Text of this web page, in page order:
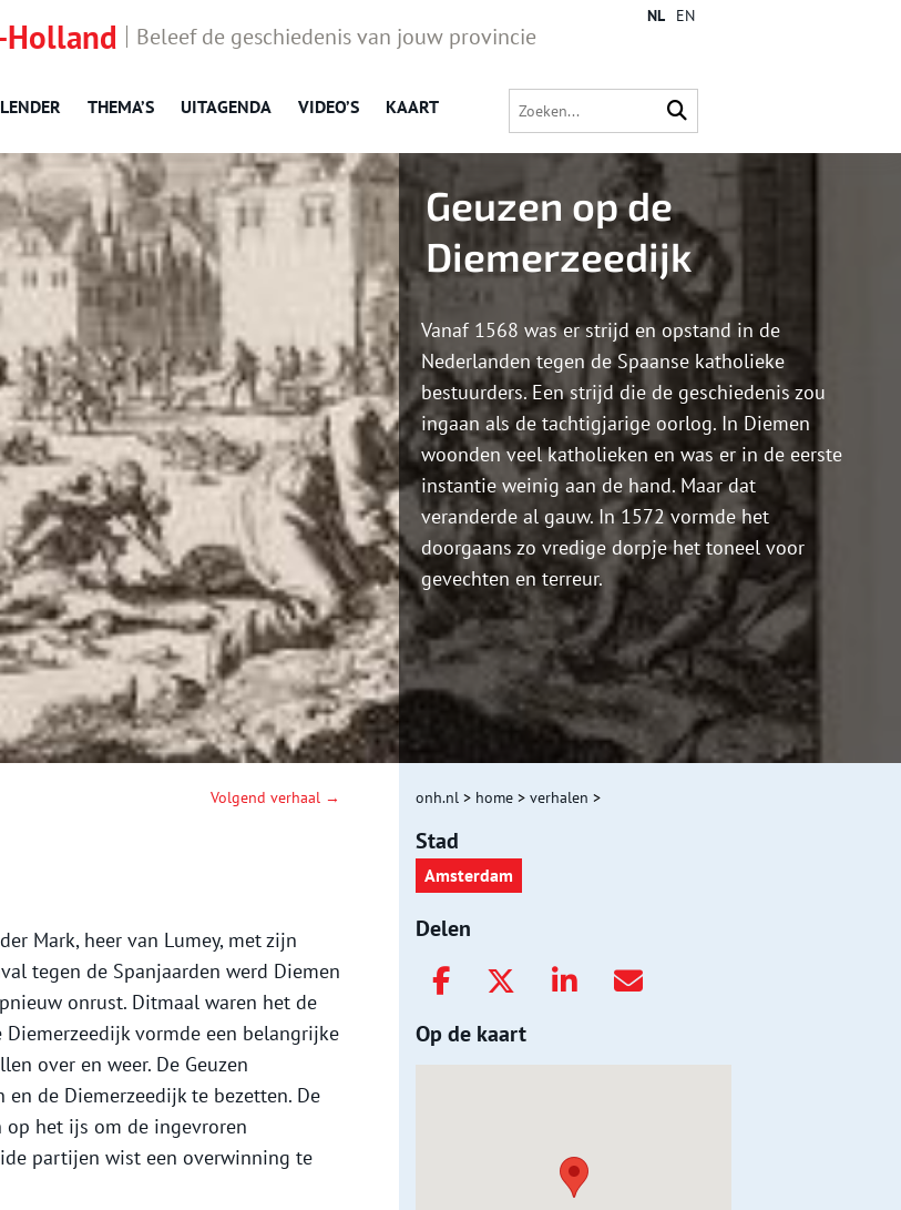
Beleef de geschiedenis van jouw provincie
THEMA’S UITAGENDA VIDEO’S KAART
NL EN
Geuzen op de
Diemerzeedijk
Vanaf 1568 was er strijd en opstand in de
Nederlanden tegen de Spaanse katholieke
bestuurders. Een strijd die de geschiedenis zou
ingaan als de tachtigjarige oorlog. In Diemen
woonden veel katholieken en was er in de eerste
instantie weinig aan de hand. Maar dat
veranderde al gauw. In 1572 vormde het
doorgaans zo vredige dorpje het toneel voor
gevechten en terreur.
Volgend verhaal →
Mark, heer van Lumey, met zijn
tegen de Spanjaarden werd Diemen
onrust. Ditmaal waren het de
Diemerzeedijk vormde een belangrijke
over en weer. De Geuzen
de Diemerzeedijk te bezetten. De
op het ijs om de ingevroren
partijen wist een overwinning te
onh.nl > home > verhalen >
Stad
Amsterdam
Delen
Op de kaart